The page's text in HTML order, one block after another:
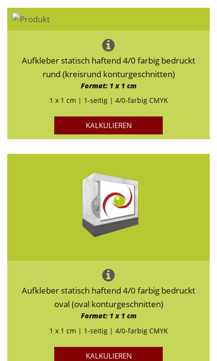
Aufkleber statisch haftend 4/0 farbig bedruckt
rund (kreisrund konturgeschnitten)
Format: 1 x 1 cm
1 x 1 cm | 1-seitig | 4/0-farbig CMYK
KALKULIEREN
Aufkleber statisch haftend 4/0 farbig bedruckt
oval (oval konturgeschnitten)
Format: 1 x 1 cm
1 x 1 cm | 1-seitig | 4/0-farbig CMYK
KALKULIEREN